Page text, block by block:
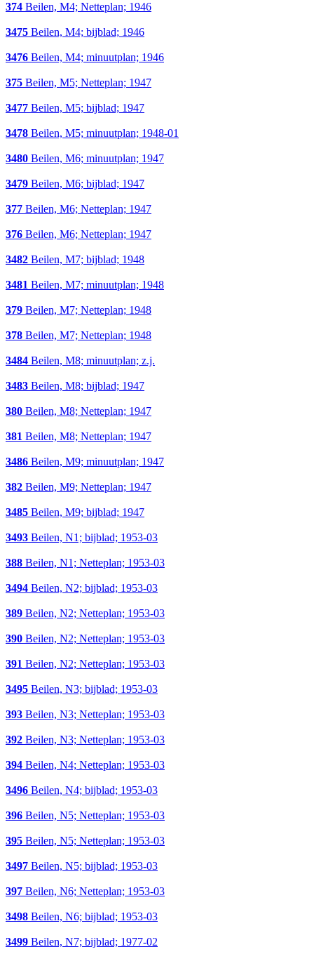
374 Beilen, M4; Netteplan; 1946
3475 Beilen, M4; bijblad; 1946
3476 Beilen, M4; minuutplan; 1946
375 Beilen, M5; Netteplan; 1947
3477 Beilen, M5; bijblad; 1947
3478 Beilen, M5; minuutplan; 1948-01
3480 Beilen, M6; minuutplan; 1947
3479 Beilen, M6; bijblad; 1947
377 Beilen, M6; Netteplan; 1947
376 Beilen, M6; Netteplan; 1947
3482 Beilen, M7; bijblad; 1948
3481 Beilen, M7; minuutplan; 1948
379 Beilen, M7; Netteplan; 1948
378 Beilen, M7; Netteplan; 1948
3484 Beilen, M8; minuutplan; z.j.
3483 Beilen, M8; bijblad; 1947
380 Beilen, M8; Netteplan; 1947
381 Beilen, M8; Netteplan; 1947
3486 Beilen, M9; minuutplan; 1947
382 Beilen, M9; Netteplan; 1947
3485 Beilen, M9; bijblad; 1947
3493 Beilen, N1; bijblad; 1953-03
388 Beilen, N1; Netteplan; 1953-03
3494 Beilen, N2; bijblad; 1953-03
389 Beilen, N2; Netteplan; 1953-03
390 Beilen, N2; Netteplan; 1953-03
391 Beilen, N2; Netteplan; 1953-03
3495 Beilen, N3; bijblad; 1953-03
393 Beilen, N3; Netteplan; 1953-03
392 Beilen, N3; Netteplan; 1953-03
394 Beilen, N4; Netteplan; 1953-03
3496 Beilen, N4; bijblad; 1953-03
396 Beilen, N5; Netteplan; 1953-03
395 Beilen, N5; Netteplan; 1953-03
3497 Beilen, N5; bijblad; 1953-03
397 Beilen, N6; Netteplan; 1953-03
3498 Beilen, N6; bijblad; 1953-03
3499 Beilen, N7; bijblad; 1977-02